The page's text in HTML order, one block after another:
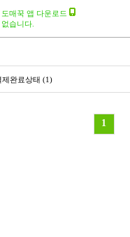
도매꾹 앱 다운로드
습니다.
제완료상태 (1)
1